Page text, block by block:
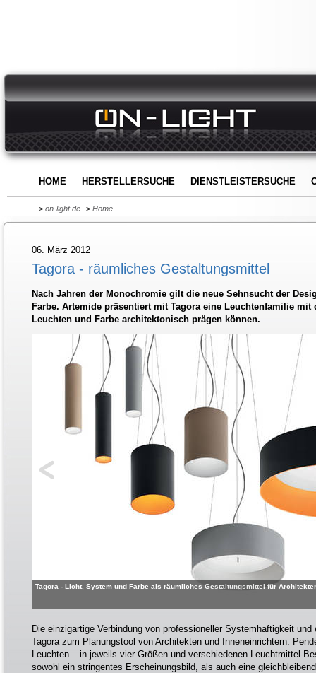
HOME HERSTELLERSUCHE DIENSTLEISTERSUCHE
> on-light.de > Home
06. März 2012
Tagora - räumliches Gestaltungsmittel
Nach Jahren der Monochromie gilt die neue Sehnsucht der
Farbe. Artemide präsentiert mit Tagora eine Leuchtenfamilie mit
Leuchten und Farbe architektonisch prägen können.
Tagora - Licht, System und Farbe als räumliches Gestaltungsmittel für
Die einzigartige Verbindung von professioneller Systemhaftigkeit
Tagora zum Planungstool von Architekten und Inneneinrichtern.
Leuchten – in jeweils vier Größen und verschiedenen Leuchtmittel-
sowohl ein stringentes Erscheinungsbild, als auch eine